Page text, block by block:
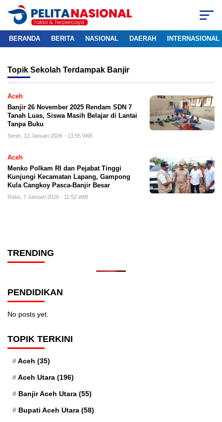
BERANDA BERITA NASIONAL DAERAH INTERNASIONAL
Topik Sekolah Terdampak Banjir
Aceh
Banjir 26 November 2025 Rendam SDN 7
Tanah Luas, Siswa Masih Belajar di Lantai
Tanpa Buku
Senin, 12 Januari 2026 - 13:55 WIB
Aceh
Menko Polkam RI dan Pejabat Tinggi
Kunjungi Kecamatan Lapang, Gampong
Kula Cangkoy Pasca-Banjir Besar
Rabu, 7 Januari 2026 - 11:52 WIB
TRENDING
PENDIDIKAN
No posts yet.
TOPIK TERKINI
Aceh (35)
Aceh Utara (196)
Banjir Aceh Utara (55)
Bupati Aceh Utara (58)